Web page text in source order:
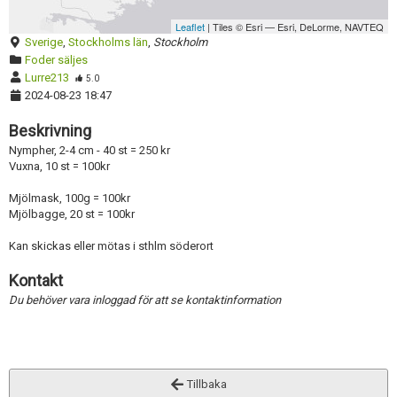
Leaflet | Tiles © Esri — Esri, DeLorme, NAVTEQ
Sverige, Stockholms län, Stockholm
Foder säljes
Lurre213
5.0
2024-08-23 18:47
Beskrivning
Nympher, 2-4 cm - 40 st = 250 kr
Vuxna, 10 st = 100kr
Mjölmask, 100g = 100kr
Mjölbagge, 20 st = 100kr
Kan skickas eller mötas i sthlm söderort
Kontakt
Du behöver vara inloggad för att se kontaktinformation
Tillbaka